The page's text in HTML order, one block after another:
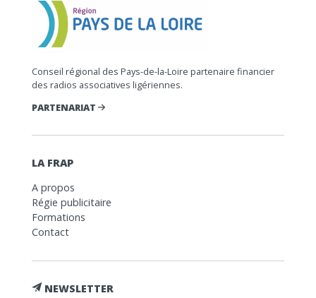
Conseil régional des Pays-de-la-Loire partenaire financier
des radios associatives ligériennes.
PARTENARIAT
LA FRAP
A propos
Régie publicitaire
Formations
Contact
NEWSLETTER